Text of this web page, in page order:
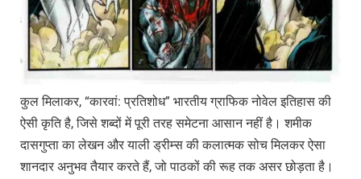
कुल मिलाकर, “कारवां: प्रतिशोध” भारतीय ग्राफिक नोवेल इतिहास की
ऐसी कृति है, जिसे शब्दों में पूरी तरह समेटना आसान नहीं है। शमीक
दासगुप्ता का लेखन और याली ड्रीम्स की कलात्मक सोच मिलकर ऐसा
शानदार अनुभव तैयार करते हैं, जो पाठकों की रूह तक असर छोड़ता है।